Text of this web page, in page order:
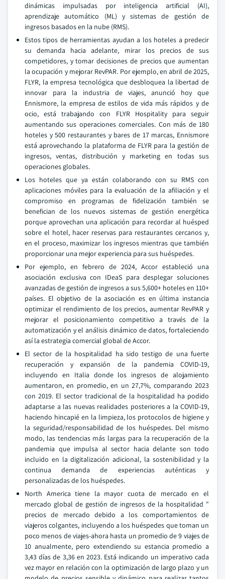
dinámicas impulsadas por inteligencia artificial (AI),
aprendizaje automático (ML) y sistemas de gestión de
ingresos basados en la nube (RMS).
Estos tipos de herramientas ayudan a los hoteles a predecir
su demanda hacia adelante, mirar los precios de sus
competidores, y tomar decisiones de precios que aumentan
la ocupación y mejorar RevPAR. Por ejemplo, en abril de 2025,
FLYR, la empresa tecnológica que desbloquea la libertad de
innovar para la industria de viajes, anunció hoy que
Ennismore, la empresa de estilos de vida más rápidos y de
ocio, está trabajando con FLYR Hospitality para seguir
aumentando sus operaciones comerciales. Con más de 180
hoteles y 500 restaurantes y bares de 17 marcas, Ennismore
está aprovechando la plataforma de FLYR para la gestión de
ingresos, ventas, distribución y marketing en todas sus
operaciones globales.
Los hoteles que ya están colaborando con su RMS con
aplicaciones móviles para la evaluación de la afiliación y el
compromiso en programas de fidelización también se
benefician de los nuevos sistemas de gestión energética
porque aprovechan una aplicación para recordar al huésped
sobre el hotel, hacer reservas para restaurantes cercanos y,
en el proceso, maximizar los ingresos mientras que también
proporcionar una mejor experiencia para sus huéspedes.
Por ejemplo, en febrero de 2024, Accor estableció una
asociación exclusiva con IDeaS para desplegar soluciones
avanzadas de gestión de ingresos a sus 5,600+ hoteles en 110+
países. El objetivo de la asociación es en última instancia
optimizar el rendimiento de los precios, aumentar RevPAR y
mejorar el posicionamiento competitivo a través de la
automatización y el análisis dinámico de datos, fortaleciendo
así la estrategia comercial global de Accor.
El sector de la hospitalidad ha sido testigo de una fuerte
recuperación y expansión de la pandemia COVID-19,
incluyendo en Italia donde los ingresos de alojamiento
aumentaron, en promedio, en un 27,7%, comparando 2023
con 2019. El sector tradicional de la hospitalidad ha podido
adaptarse a las nuevas realidades posteriores a la COVID-19,
haciendo hincapié en la limpieza, los protocolos de higiene y
la seguridad/responsabilidad de los huéspedes. Del mismo
modo, las tendencias más largas para la recuperación de la
pandemia que impulsa al sector hacia delante son todo
incluido en la digitalización adicional, la sostenibilidad y la
continua demanda de experiencias auténticas y
personalizadas de los huéspedes.
North America tiene la mayor cuota de mercado en el
mercado global de gestión de ingresos de la hospitalidad "
precios de mercado debido a los comportamientos de
viajeros colgantes, incluyendo a los huéspedes que toman un
poco menos de viajes-ahora hasta un promedio de 9 viajes de
10 anualmente, pero extendiendo su estancia promedio a
3,43 días de 3,36 en 2023. Está indicando un imperativo cada
vez mayor en relación con la optimización de largo plazo y un